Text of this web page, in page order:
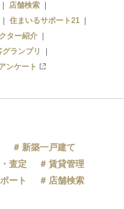
店舗検索
住まいるサポート21
ター紹介
グランプリ
ンケート
新築一戸建て
査定
賃貸管理
ート
店舗検索